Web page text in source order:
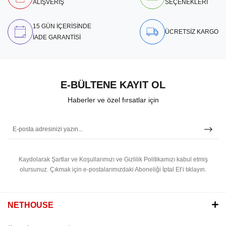
ALIŞVERİŞ SEÇENEKLERİ
15 GÜN İÇERİSİNDE
İADE GARANTİSİ
ÜCRETSİZ KARGO
E-BÜLTENE KAYIT OL
Haberler ve özel fırsatlar için
Kaydolarak Şartlar ve Koşullarımızı ve Gizlilik Politikamızı kabul etmiş
olursunuz. Çıkmak için e-postalarımızdaki Aboneliği İptal Et’i tıklayın.
NETHOUSE